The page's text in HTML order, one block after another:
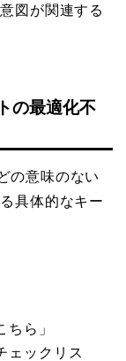
図が関連する
の最適化不
の意味のない
具体的なキー
ら」
ェックリス